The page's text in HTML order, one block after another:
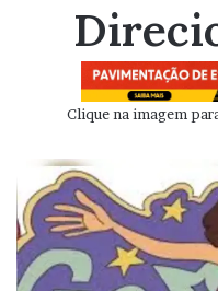
Clique na imagem